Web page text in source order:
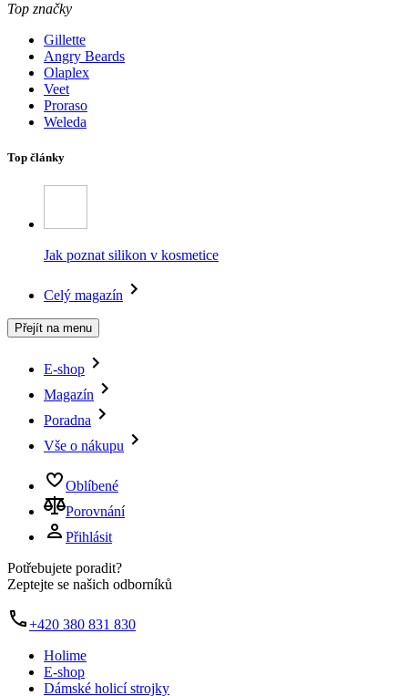
Top značky
Gillette
Angry Beards
Olaplex
Veet
Proraso
Weleda
Top články
Jak poznat silikon v kosmetice
Celý magazín
Přejít na menu
E-shop
Magazín
Poradna
Vše o nákupu
Oblíbené
Porovnání
Přihlásit
Potřebujete poradit?
Zeptejte se našich odborníků
+420 380 831 830
Holime
E-shop
Dámské holicí strojky